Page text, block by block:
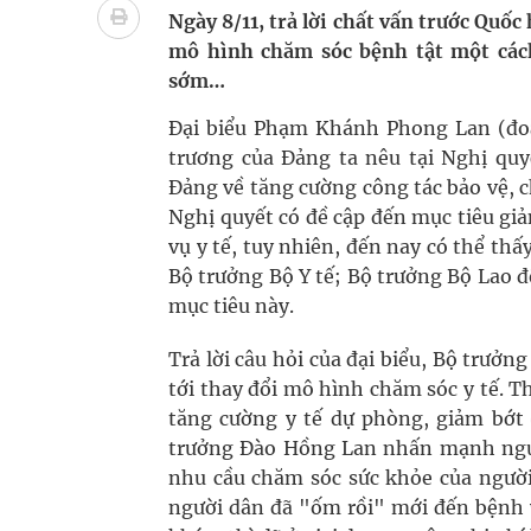
Quan Bằng Chứng Dược Lý Và Cơ Chế Phân Tử
Xây dựng bản đồ mạng lưới cấp cứu ngoại viện
"Nền kinh tế bạc" có thể trở thành động lực
Đắk Lắk: Đẩy nhanh tiến độ khám sức khỏe
Tổng hợp những cách trị thâm body nách, bẹn,
Ngày 8/11, trả lời chất vấn trước
mô hình chăm sóc bệnh tật một
sớm…
Đại biểu Phạm Khánh Phong Lan
trương của Đảng ta nêu tại Nghị
Đảng về tăng cường công tác bảo vệ,
Nghị quyết có đề cập đến mục tiêu
vụ y tế, tuy nhiên, đến nay có thể
Bộ trưởng Bộ Y tế; Bộ trưởng Bộ Lao
mục tiêu này.
Trả lời câu hỏi của đại biểu, Bộ
tới thay đổi mô hình chăm sóc y tế.
tăng cường y tế dự phòng, giảm
trưởng Đào Hồng Lan nhấn mạnh
nhu cầu chăm sóc sức khỏe của
người dân đã "ốm rồi" mới đến